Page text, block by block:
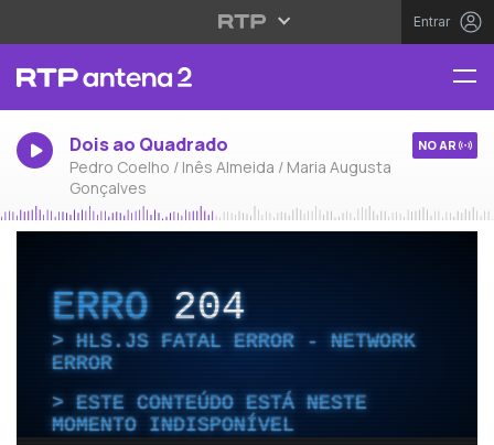
Entrar
Dois ao Quadrado
Pedro Coelho / Inês Almeida / Maria Augusta
Gonçalves
NO AR
ERRO204
HLS.JS FATAL ERROR - NETWORK
ERROR
ESTE CONTEÚDO ESTÁ NESTE
MOMENTO INDISPONÍVEL